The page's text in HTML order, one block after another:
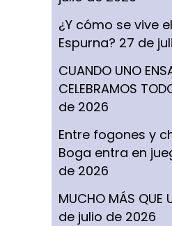
¿Y cómo se vive
Espurna? 27 de
CUANDO UNO
CELEBRAMOS
de 2026
Entre fogones y
Boga entra en
de 2026
MUCHO MÁS QUE
de julio de 2026